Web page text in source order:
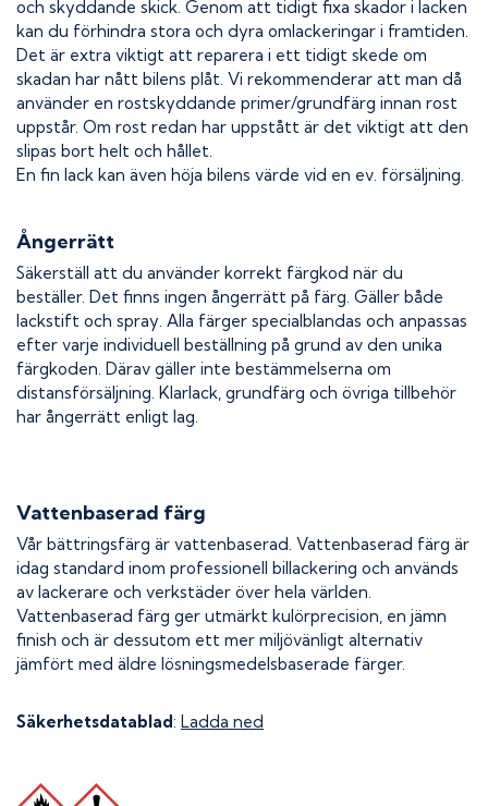
och skyddande skick. Genom att tidigt fixa skador i lacken
kan du förhindra stora och dyra omlackeringar i framtiden.
Det är extra viktigt att reparera i ett tidigt skede om
skadan har nått bilens plåt. Vi rekommenderar att man då
använder en rostskyddande primer/grundfärg innan rost
uppstår. Om rost redan har uppstått är det viktigt att den
slipas bort helt och hållet.
En fin lack kan även höja bilens värde vid en ev. försäljning.
Ångerrätt
Säkerställ att du använder korrekt färgkod när du
beställer. Det finns ingen ångerrätt på färg. Gäller både
lackstift och spray. Alla färger specialblandas och anpassas
efter varje individuell beställning på grund av den unika
färgkoden. Därav gäller inte bestämmelserna om
distansförsäljning. Klarlack, grundfärg och övriga tillbehör
har ångerrätt enligt lag.
Vattenbaserad färg
Vår bättringsfärg är vattenbaserad. Vattenbaserad färg är
idag standard inom professionell billackering och används
av lackerare och verkstäder över hela världen.
Vattenbaserad färg ger utmärkt kulörprecision, en jämn
finish och är dessutom ett mer miljövänligt alternativ
jämfört med äldre lösningsmedelsbaserade färger.
Säkerhetsdatablad: Ladda ned